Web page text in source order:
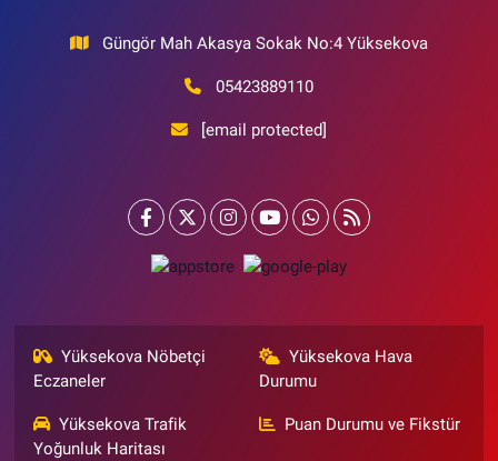
Güngör Mah Akasya Sokak No:4 Yüksekova
05423889110
[email protected]
Yüksekova Nöbetçi
Eczaneler
Yüksekova Hava
Durumu
Yüksekova Trafik
Yoğunluk Haritası
Puan Durumu ve Fikstür